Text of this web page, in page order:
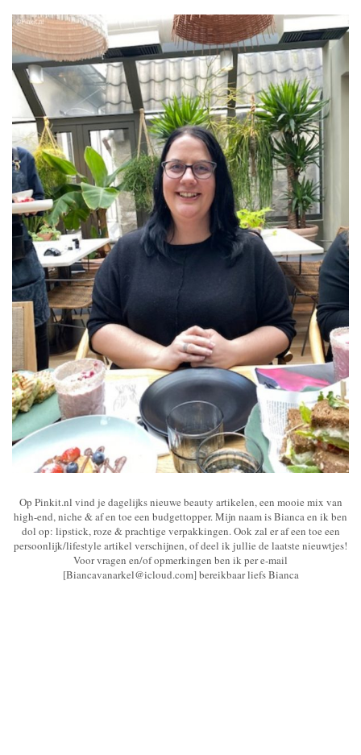
Op Pinkit.nl vind je dagelijks nieuwe beauty artikelen, een mooie mix van
high-end, niche & af en toe een budgettopper. Mijn naam is Bianca en ik ben
dol op: lipstick, roze & prachtige verpakkingen. Ook zal er af een toe een
persoonlijk/lifestyle artikel verschijnen, of deel ik jullie de laatste nieuwtjes!
Voor vragen en/of opmerkingen ben ik per e-mail
[Biancavanarkel@icloud.com] bereikbaar liefs Bianca